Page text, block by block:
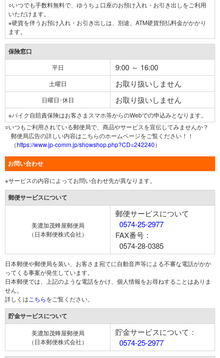
○いつでも手数料無料で、ゆうちょ口座のお預け入れ・お引き出しをご利用
いただけます。
※硬貨を伴うお預け入れ・お引き出しは、別途、ATM硬貨預払料金がかかり
ます。
保険窓口
平日 9:00 ～ 16:00
土曜日 お取り扱いしません
日曜日･休日 お取り扱いしません
※バイク自賠責保険はお客さまスマホ等からのWebでの申込みとなります。
○いつもご利用されている郵便局で、商品やサービスを宣伝してみませんか？
郵便局広告の詳しい内容はこちらのホームページをご覧ください！！
（https://www.jp-comm.jp/showshop.php?CD=242240）
お問い合わせ
※サービスの内容によってお問い合わせ先が異なります。
郵便サービスについて
美濃加茂蜂屋郵便局
（日本郵便株式会社）
郵便サービスについて
0574-25-2977
FAX番号：
0574-28-0385
日本郵便や郵便局を装い、お客さま宛てに自動音声等による不審な電話がかか
ってくる事案が発生しています。
日本郵便では、上記のような電話をかけ、個人情報をお尋ねすることはありま
せん。
詳しくは こちらをご覧ください。
貯金サービスについて
美濃加茂蜂屋郵便局
（日本郵便株式会社）
貯金サービスについて：
0574-25-2977